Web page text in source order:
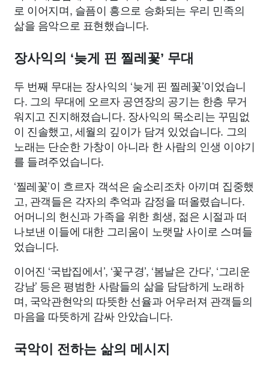
로 이어지며, 슬픔이 흥으로 승화되는 우리 민족의
삶을 음악으로 표현했습니다.
장사익의 ‘늦게 핀 찔레꽃’ 무대
두 번째 무대는 장사익의 ‘늦게 핀 찔레꽃’이었습니
다. 그의 무대에 오르자 공연장의 공기는 한층 무거
워지고 진지해졌습니다. 장사익의 목소리는 꾸밈없
이 진솔했고, 세월의 깊이가 담겨 있었습니다. 그의
노래는 단순한 가창이 아니라 한 사람의 인생 이야기
를 들려주었습니다.
‘찔레꽃’이 흐르자 객석은 숨소리조차 아끼며 집중했
고, 관객들은 각자의 추억과 감정을 떠올렸습니다.
어머니의 헌신과 가족을 위한 희생, 젊은 시절과 떠
나보낸 이들에 대한 그리움이 노랫말 사이로 스며들
었습니다.
이어진 ‘국밥집에서’, ‘꽃구경’, ‘봄날은 간다’, ‘그리운
강남’ 등은 평범한 사람들의 삶을 담담하게 노래하
며, 국악관현악의 따뜻한 선율과 어우러져 관객들의
마음을 따뜻하게 감싸 안았습니다.
국악이 전하는 삶의 메시지